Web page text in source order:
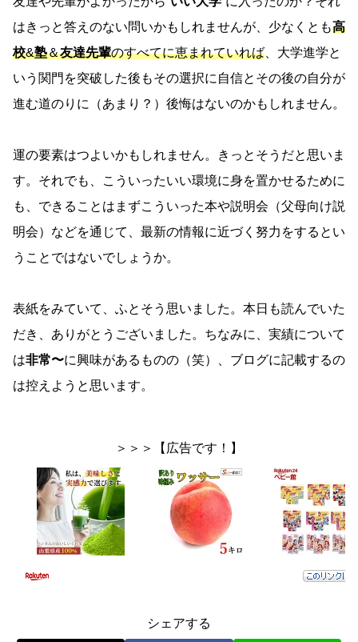
はきっと答えのない問いかもしれませんが、少なくとも高
校&塾＆友達先輩のすべてに恵まれていれば 、大学進学と
いう関門を突破した後もその選択に自信とその後の自分が
進む道のりに（あまり？）後悔はないのかもしれません。
運の要素はつよいかもしれません。きっとそうだと思いま
す。それでも、こういったいい環境に身を置かせるために
も、できることはまずこういった本や説明会（父母向け説
明会）などを通じて、最新の情報に近づく努力をするとい
うことではないでしょうか。
表紙をみていて、ふとそう思いました。本日も読んでいた
だき、ありがとうございました。ちなみに、実績について
は非常〜に興味があるものの（笑）、ブログに記載するの
は控えようと思います。
＞＞＞【広告です！】
シェアする